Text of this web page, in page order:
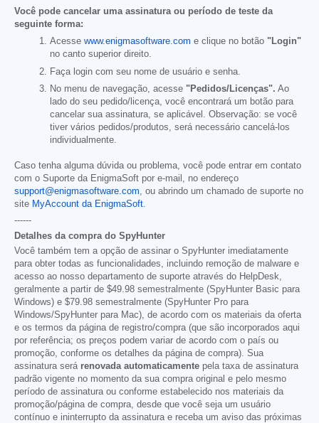
Você pode cancelar uma assinatura ou período de teste da
seguinte forma:
Acesse www.enigmasoftware.com e clique no botão "Login"
no canto superior direito.
Faça login com seu nome de usuário e senha.
No menu de navegação, acesse "Pedidos/Licenças". Ao
lado do seu pedido/licença, você encontrará um botão para
cancelar sua assinatura, se aplicável. Observação: se você
tiver vários pedidos/produtos, será necessário cancelá-los
individualmente.
Caso tenha alguma dúvida ou problema, você pode entrar em contato
com o Suporte da EnigmaSoft por e-mail, no endereço
support@enigmasoftware.com, ou abrindo um chamado de suporte no
site MyAccount da EnigmaSoft.
------
Detalhes da compra do SpyHunter
Você também tem a opção de assinar o SpyHunter imediatamente
para obter todas as funcionalidades, incluindo remoção de malware e
acesso ao nosso departamento de suporte através do HelpDesk,
geralmente a partir de $49.98 semestralmente (SpyHunter Basic para
Windows) e $79.98 semestralmente (SpyHunter Pro para
Windows/SpyHunter para Mac), de acordo com os materiais da oferta
e os termos da página de registro/compra (que são incorporados aqui
por referência; os preços podem variar de acordo com o país ou
promoção, conforme os detalhes da página de compra). Sua
assinatura será renovada automaticamente pela taxa de assinatura
padrão vigente no momento da sua compra original e pelo mesmo
período de assinatura ou conforme estabelecido nos materiais da
promoção/página de compra, desde que você seja um usuário
contínuo e ininterrupto da assinatura e receba um aviso das próximas